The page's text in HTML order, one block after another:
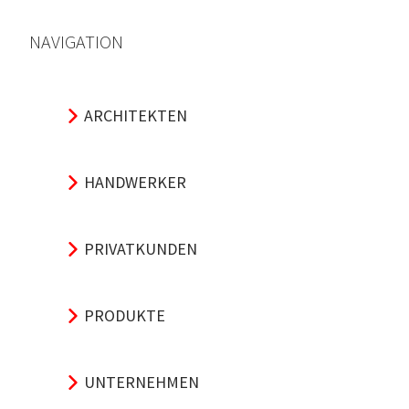
NAVIGATION
ARCHITEKTEN
HANDWERKER
PRIVATKUNDEN
PRODUKTE
UNTERNEHMEN